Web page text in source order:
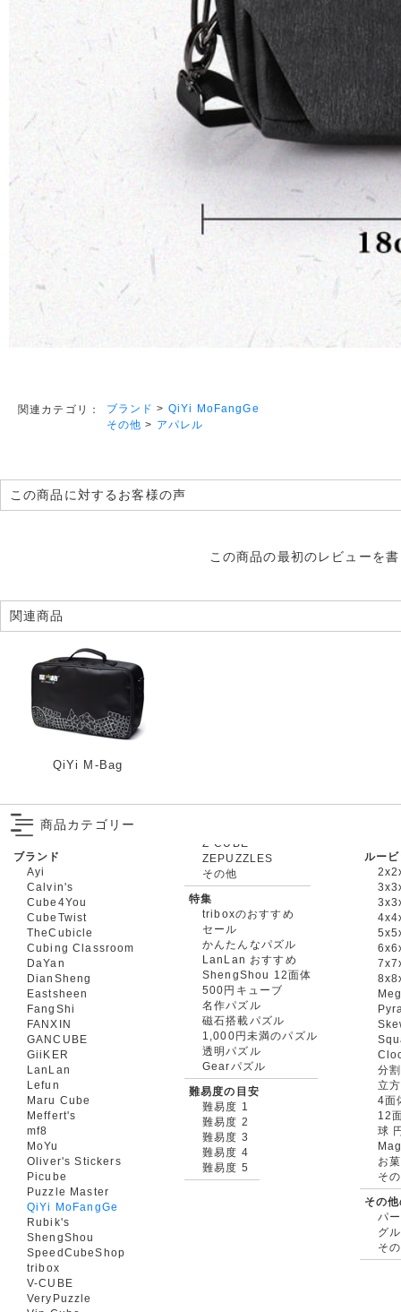
関連カテゴリ： ブランド > QiYi MoFangGe
その他 > アパレル
この商品に対するお客様の声
この商品の最初のレビューを
関連商品
QiYi M-Bag
商品カテゴリー
ブランド
Ayi
Calvin's
Cube4You
CubeTwist
TheCubicle
Cubing Classroom
DaYan
DianSheng
Eastsheen
FangShi
FANXIN
GANCUBE
GiiKER
LanLan
Lefun
Maru Cube
Meffert's
mf8
MoYu
Oliver's Stickers
Picube
Puzzle Master
QiYi MoFangGe
Rubik's
ShengShou
SpeedCubeShop
tribox
V-CUBE
VeryPuzzle
ZEPUZZLES
その他
特集
triboxのおすすめ
セール
かんたんなパズル
LanLan おすすめ
ShengShou 12面体
500円キューブ
名作パズル
磁石搭載パズル
1,000円未満のパズル
透明パズル
Gearパズル
難易度の目安
難易度 1
難易度 2
難易度 3
難易度 4
難易度 5
ルー
分
立
4面
12
球
お
そ
その
パ
グ
そ